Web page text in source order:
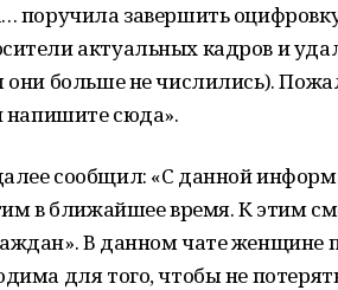
поручила завершить
актуальных кадров и
они больше не числились).
напишите сюда».
сообщил: «С данной
в ближайшее время. К этим
В данном чате женщине
для того, чтобы не